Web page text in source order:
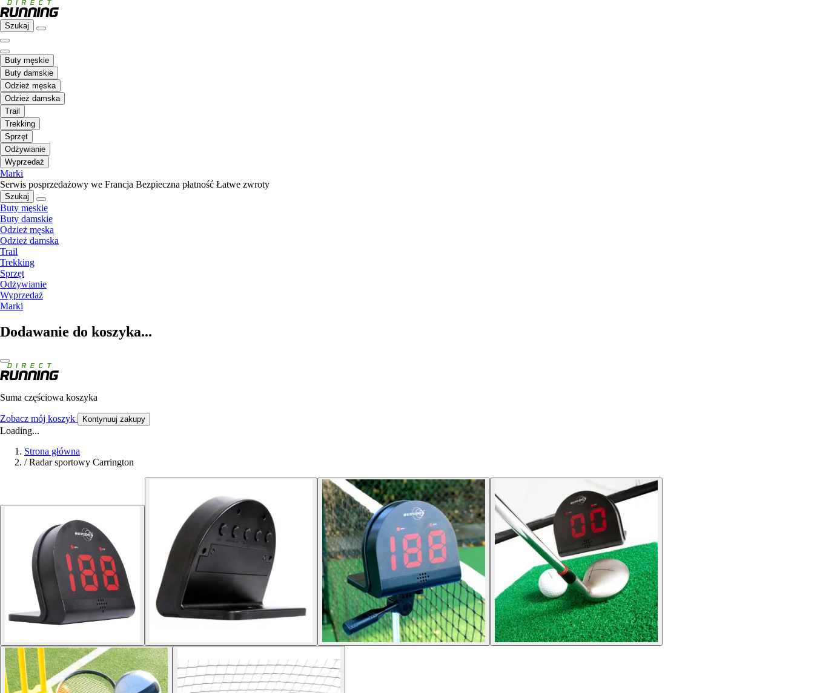
Szukaj
Buty męskie
Buty damskie
Odzież męska
Odzież damska
Trail
Trekking
Sprzęt
Odżywianie
Wyprzedaż
Marki
Serwis posprzedażowy we Francja Bezpieczna płatność Łatwe zwroty
Szukaj
Buty męskie
Buty damskie
Odzież męska
Odzież damska
Trail
Trekking
Sprzęt
Odżywianie
Wyprzedaż
Marki
Dodawanie do koszyka...
Suma częściowa koszyka
Zobacz mój koszyk Kontynuuj zakupy
Loading...
Strona główna
/ Radar sportowy Carrington